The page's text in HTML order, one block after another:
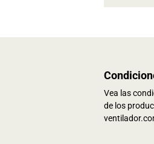
Vea las
de los